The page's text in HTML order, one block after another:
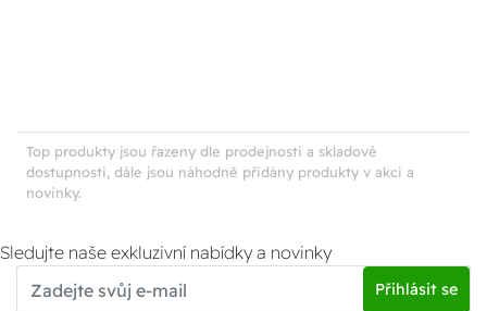
Top produkty jsou řazeny dle prodejnosti a skladové
dostupnosti, dále jsou náhodně přidány produkty v akci a
novinky.
Sledujte naše exkluzivní nabídky a novinky
Přihlásit se